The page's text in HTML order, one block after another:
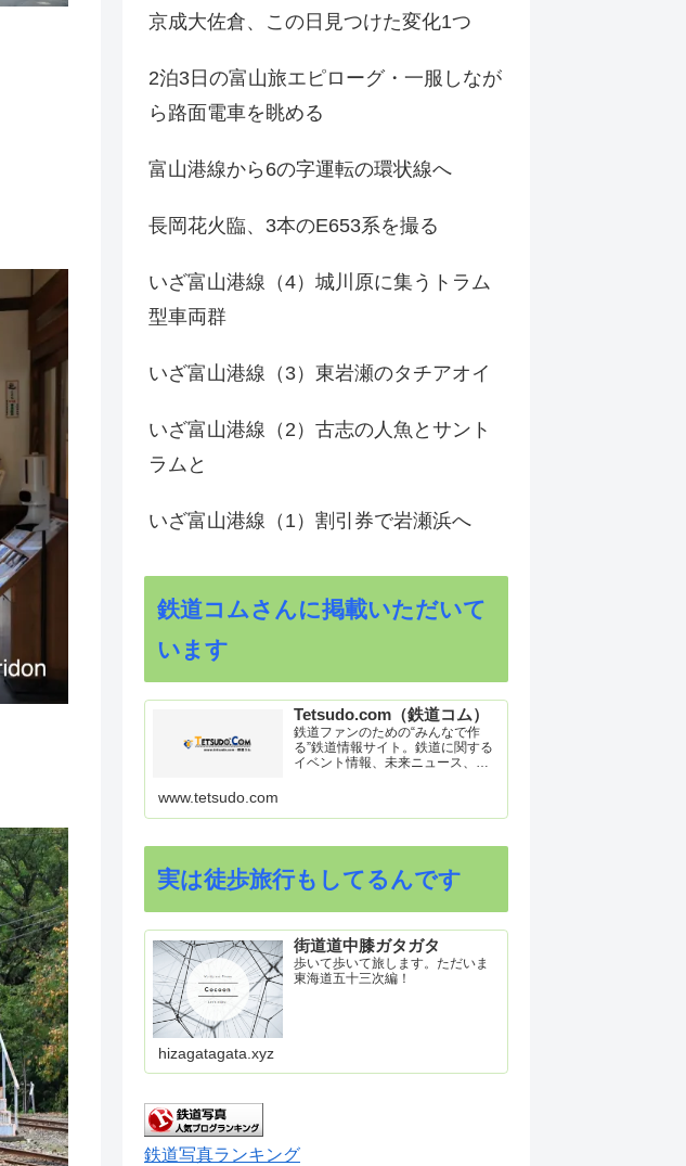
京成大佐倉、この日見つけた変化1つ
2泊3日の富山旅エピローグ・一服しなが
ら路面電車を眺める
富山港線から6の字運転の環状線へ
長岡花火臨、3本のE653系を撮る
いざ富山港線（4）城川原に集うトラム
型車両群
いざ富山港線（3）東岩瀬のタチアオイ
いざ富山港線（2）古志の人魚とサント
ラムと
いざ富山港線（1）割引券で岩瀬浜へ
鉄道コムさんに掲載いただいて
います
Tetsudo.com（鉄道コム）
鉄道ファンのための“みんなで作
る”鉄道情報サイト。鉄道に関する
イベント情報、未来ニュース、車
ク集や、参加型ゲーム「駅つなゲ
www.tetsudo.com
実は徒歩旅行もしてるんです
街道道中膝ガタガタ
歩いて歩いて旅します。ただいま
東海道五十三次編！
hizagatagata.xyz
鉄道写真ランキング